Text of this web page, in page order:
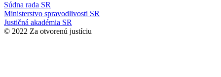
Súdna rada SR
Ministerstvo spravodlivosti SR
Justičná akadémia SR
© 2022 Za otvorenú justíciu